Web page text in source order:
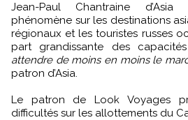
Jean-Paul Chantraine
phénomène sur les destinations
régionaux et les touristes russes
part grandissante des
attendre de moins en moins le
patron d’Asia.
Le patron de Look Voyages
difficultés sur les allottements du